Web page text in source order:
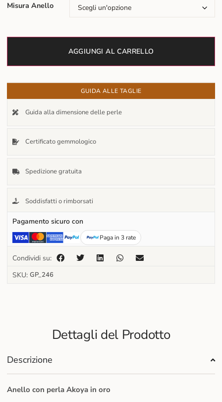
Misura Anello
AGGIUNGI AL CARRELLO
GUIDA ALLE TAGLIE
Guida alla dimensione delle perle
Certificato gemmologico
Spedizione gratuita
Soddisfatti o rimborsati
Pagamento sicuro con
Paga in 3 rate
Condividi su:
SKU: GP_246
Dettagli del Prodotto
Descrizione
Anello con perla Akoya in oro